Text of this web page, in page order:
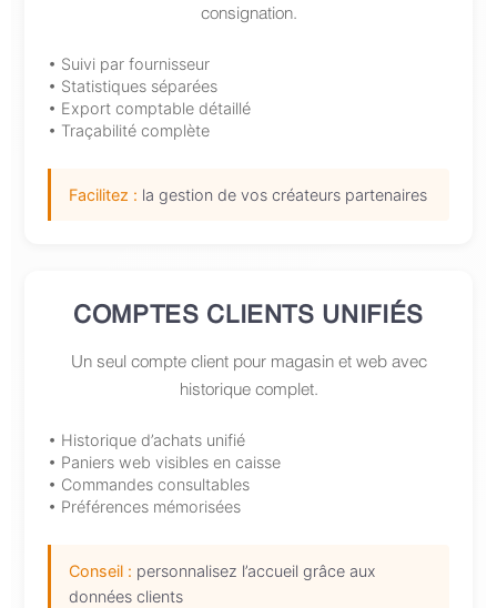
consignation.
• Suivi par fournisseur
• Statistiques séparées
• Export comptable détaillé
• Traçabilité complète
Facilitez : la gestion de vos créateurs partenaires
COMPTES CLIENTS UNIFIÉS
Un seul compte client pour magasin et web avec
historique complet.
• Historique d’achats unifié
• Paniers web visibles en caisse
• Commandes consultables
• Préférences mémorisées
Conseil : personnalisez l’accueil grâce aux
données clients